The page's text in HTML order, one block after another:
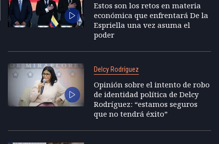
Estos son los retos en materia
económica que enfrentará De la
Espriella una vez asuma el
poder
Delcy Rodríguez
Opinión sobre el intento de robo
de identidad política de Delcy
Rodríguez: “estamos seguros
que no tendrá éxito”